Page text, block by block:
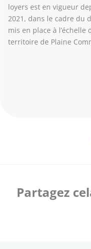
loyers est en vigueur
2021, dans le cadre du
mis en place à l’échelle
territoire de Plaine
Partagez